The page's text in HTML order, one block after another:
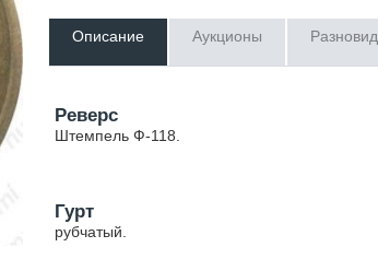
Описание Аукционы
Реверс
Штемпель Ф-118.
Гурт
рубчатый.